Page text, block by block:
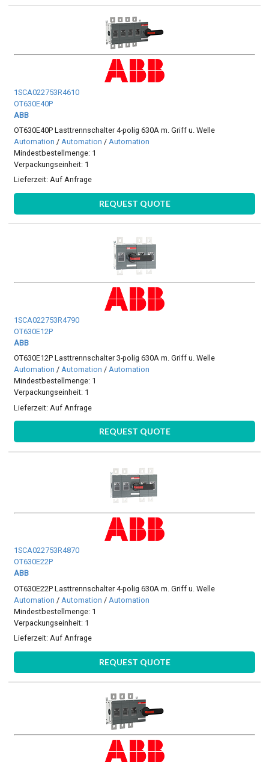
1SCA022753R4610
OT630E40P
ABB
OT630E40P Lasttrennschalter 4-polig 630A m. Griff u. Welle
Automation / Automation / Automation
Mindestbestellmenge: 1
Verpackungseinheit: 1
Lieferzeit:Auf Anfrage
REQUEST QUOTE
1SCA022753R4790
OT630E12P
ABB
OT630E12P Lasttrennschalter 3-polig 630A m. Griff u. Welle
Automation /Automation /Automation
Mindestbestellmenge: 1
Verpackungseinheit: 1
Lieferzeit: Auf Anfrage
REQUEST QUOTE
1SCA022753R4870
OT630E22P
ABB
OT630E22P Lasttrennschalter 4-polig 630A m. Griff u. Welle
Automation / Automation / Automation
Mindestbestellmenge: 1
Verpackungseinheit: 1
Lieferzeit:Auf Anfrage
REQUEST QUOTE